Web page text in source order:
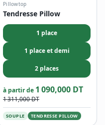
Pillowtop
Tendresse Pillow
1 place
1 place et demi
2 places
à partir de 1 090,000 DT
1 311,000 DT
SOUPLE TENDRESSE PILLOW